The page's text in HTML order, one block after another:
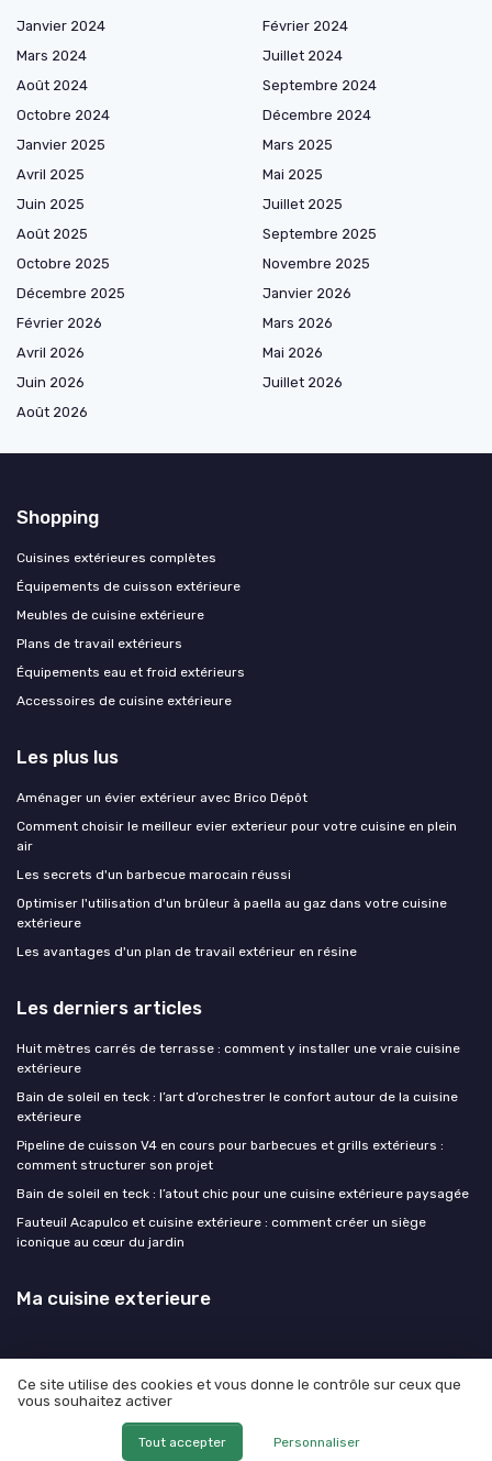
Janvier 2024
Février 2024
Mars 2024
Juillet 2024
Août 2024
Septembre 2024
Octobre 2024
Décembre 2024
Janvier 2025
Mars 2025
Avril 2025
Mai 2025
Juin 2025
Juillet 2025
Août 2025
Septembre 2025
Octobre 2025
Novembre 2025
Décembre 2025
Janvier 2026
Février 2026
Mars 2026
Avril 2026
Mai 2026
Juin 2026
Juillet 2026
Août 2026
Shopping
Cuisines extérieures complètes
Équipements de cuisson extérieure
Meubles de cuisine extérieure
Plans de travail extérieurs
Équipements eau et froid extérieurs
Accessoires de cuisine extérieure
Les plus lus
Aménager un évier extérieur avec Brico Dépôt
Comment choisir le meilleur evier exterieur pour votre cuisine en plein
air
Les secrets d'un barbecue marocain réussi
Optimiser l'utilisation d'un brûleur à paella au gaz dans votre cuisine
extérieure
Les avantages d'un plan de travail extérieur en résine
Les derniers articles
Huit mètres carrés de terrasse : comment y installer une vraie cuisine
extérieure
Bain de soleil en teck : l’art d’orchestrer le confort autour de la cuisine
extérieure
Pipeline de cuisson V4 en cours pour barbecues et grills extérieurs :
comment structurer son projet
Bain de soleil en teck : l’atout chic pour une cuisine extérieure paysagée
Fauteuil Acapulco et cuisine extérieure : comment créer un siège
iconique au cœur du jardin
Ma cuisine exterieure
Mentions légales
© Ma cuisine exterieure 2026
Ce site utilise des cookies et vous donne le contrôle sur ceux que
vous souhaitez activer
Tout accepter Personnaliser